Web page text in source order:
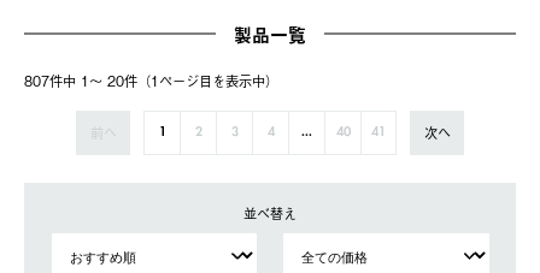
製品一覧
807件中 1〜 20件（1ページ⽬を表⽰中）
前へ 1 2 3 4 ... 40 41 次へ
並べ替え